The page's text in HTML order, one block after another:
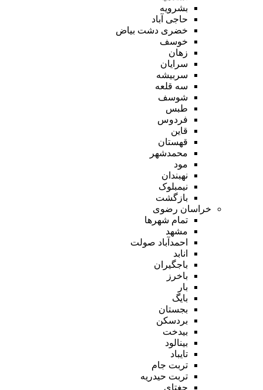
بشرویه
حاجی آباد
خضری دشت بیاض
خوسف
زهان
سرایان
سربیشه
سه قلعه
شوسف
طبس
فردوس
قاین
قهستان
محمدشهر
مود
نهبندان
نیمبلوک
بازگشت
خراسان رضوی
تمام شهر‌ها
مشهد
احمدآباد صولت
انابد
باجگیران
باخرز
بار
بایگ
بجستان
بردسکن
بیدخت
بینالود
تایباد
تربت جام
تربت حیدریه
جغتای